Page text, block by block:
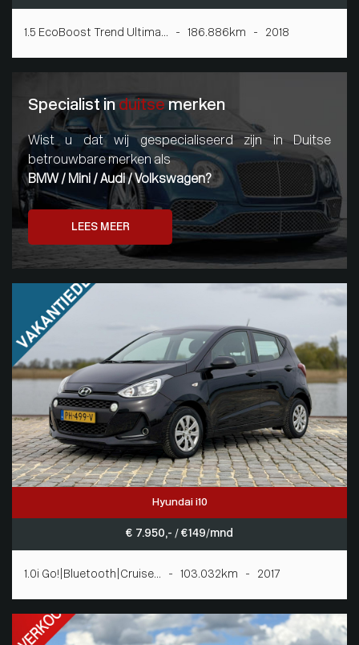
1.5 EcoBoost Trend Ultima... - 186.886km - 2018
Specialist in duitsemerken
Wist u dat wij gespecialiseerd zijn in Duitse
betrouwbare merken als
BMW / Mini / Audi / Volkswagen?
LEES MEER
Hyundai i10
€ 7.950,- / € 149/mnd
1.0i Go!|Bluetooth|Cruise... - 103.032km - 2017